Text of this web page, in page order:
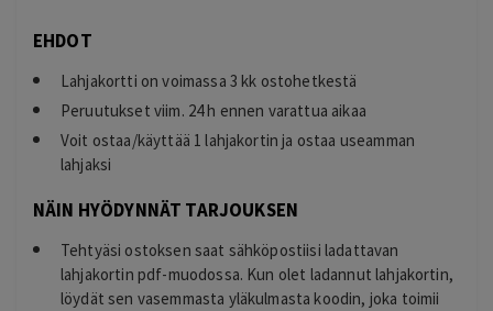
EHDOT
Lahjakortti on voimassa 3 kk ostohetkestä
Peruutukset viim. 24 h ennen varattua aikaa
Voit ostaa/käyttää 1 lahjakortin ja ostaa useamman
lahjaksi
NÄIN HYÖDYNNÄT TARJOUKSEN
Tehtyäsi ostoksen saat sähköpostiisi ladattavan
lahjakortin pdf-muodossa. Kun olet ladannut lahjakortin,
löydät sen vasemmasta yläkulmasta koodin, joka toimii